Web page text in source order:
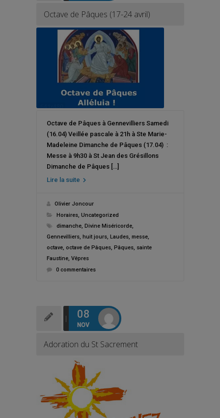
Octave de Pâques (17-24 avril)
Octave de Pâques à Gennevilliers Samedi
(16.04) Veillée pascale à 21h à Ste Marie-
Madeleine Dimanche de Pâques (17.04) :
Messe à 9h30 à St Jean des Grésillons
Dimanche de Pâques […]
Lire la suite
Olivier Joncour
Horaires, Uncategorized
dimanche, Divine Miséricorde,
Gennevilliers, huit jours, Laudes, messe,
octave, octave de Pâques, Pâques, sainte
Faustine, Vêpres
0 commentaires
08
NOV
Adoration du St Sacrement